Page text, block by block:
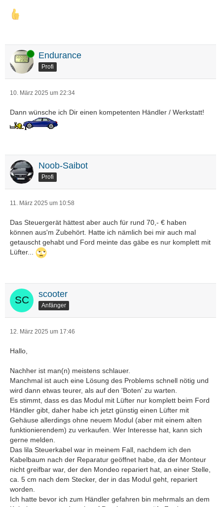
Online Endurance
Profi
10. März 2025 um 22:34
Dann wünsche ich Dir einen kompetenten Händler / Werkstatt!
Noob-Saibot
Profi
11. März 2025 um 10:58
Das Steuergerät hättest aber auch für rund 70,- € haben
können aus'm Zubehört. Hatte ich nämlich bei mir auch mal
getauscht gehabt und Ford meinte das gäbe es nur komplett mit
Lüfter...
scooter
Anfänger
12. März 2025 um 17:46
Hallo,
Nachher ist man(n) meistens schlauer.
Manchmal ist auch eine Lösung des Problems schnell nötig und
wird dann etwas teurer, als auf den 'Boten' zu warten.
Es stimmt, dass es das Modul mit Lüfter nur komplett beim Ford
Händler gibt, daher habe ich jetzt günstig einen Lüfter mit
Gehäuse allerdings ohne neuem Modul (aber mit einem alten
funktionierendem) zu verkaufen. Wer Interesse hat, kann sich
gerne melden.
Das lila Steuerkabel war in meinem Fall, nachdem ich den
Kabelbaum nach der Reparatur geöffnet habe, da der Monteur
nicht greifbar war, der den Mondeo repariert hat, an einer Stelle,
ca. 5 cm nach dem Stecker, der in das Modul geht, repariert
worden.
Ich hatte bevor ich zum Händler gefahren bin mehrmals an dem